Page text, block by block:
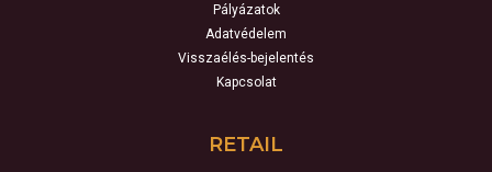
Pályázatok
Adatvédelem
Visszaélés-bejelentés
Kapcsolat
RETAIL